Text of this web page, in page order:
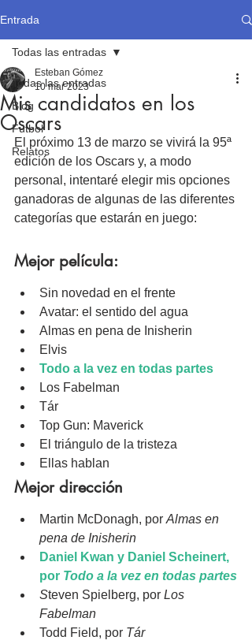
Entrada
Todas las entradas
Blog
Fútbol
Relatos
Todas las entradas
Mis candidatos en los
Oscars
Esteban Gómez
10 mar 2023
El próximo 13 de marzo se vivirá la 95ª
edición de los Oscars y, a modo
personal, intentaré elegir mis opciones
ganadoras de algunas de las diferentes
categorías que estarán en juego:
Mejor película:
Sin novedad en el frente
Avatar: el sentido del agua
Almas en pena de Inisherin
Elvis
Todo a la vez en todas partes
Los Fabelman
Tár
Top Gun: Maverick
El triángulo de la tristeza
Ellas hablan
Mejor dirección
Martin McDonagh, por Almas en
pena de Inisherin
Daniel Kwan y Daniel Scheinert,
por Todo a la vez en todas partes
Steven Spielberg, por Los
Fabelman
Todd Field, por Tár